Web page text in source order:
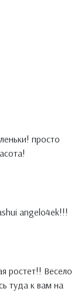
просто
angelo4ek!!!
ростет!! Весело
туда к вам на